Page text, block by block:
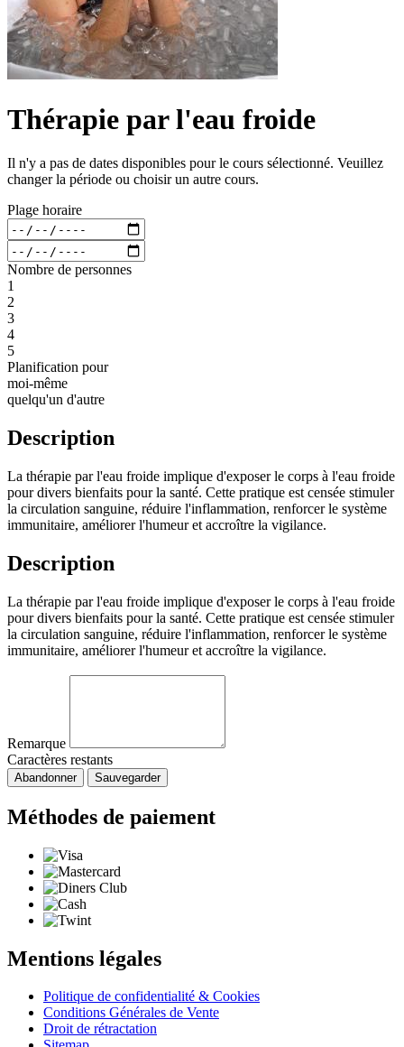
Thérapie par l'eau froide
Il n'y a pas de dates disponibles pour le cours sélectionné. Veuillez
changer la période ou choisir un autre cours.
Plage horaire
Nombre de personnes
1
2
3
4
5
Planification pour
moi-même
quelqu'un d'autre
Description
La thérapie par l'eau froide implique d'exposer le corps à l'eau froide
pour divers bienfaits pour la santé. Cette pratique est censée stimuler
la circulation sanguine, réduire l'inflammation, renforcer le système
immunitaire, améliorer l'humeur et accroître la vigilance.
Description
La thérapie par l'eau froide implique d'exposer le corps à l'eau froide
pour divers bienfaits pour la santé. Cette pratique est censée stimuler
la circulation sanguine, réduire l'inflammation, renforcer le système
immunitaire, améliorer l'humeur et accroître la vigilance.
Remarque
Caractères restants
Abandonner Sauvegarder
Méthodes de paiement
Mentions légales
Politique de confidentialité & Cookies
Conditions Générales de Vente
Droit de rétractation